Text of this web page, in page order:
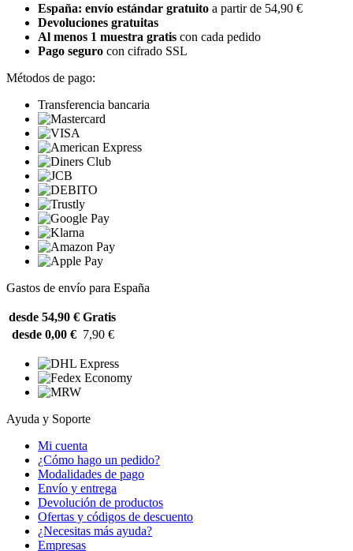
España: envío estándar gratuito a partir de 54,90 €
Devoluciones gratuitas
Al menos 1 muestra gratis con cada pedido
Pago seguro con cifrado SSL
Métodos de pago:
Transferencia bancaria
Gastos de envío para España
desde 54,90 € Gratis
desde 0,00 € 7,90 €
Ayuda y Soporte
Mi cuenta
¿Cómo hago un pedido?
Modalidades de pago
Envío y entrega
Devolución de productos
Ofertas y códigos de descuento
¿Necesitas más ayuda?
Empresas